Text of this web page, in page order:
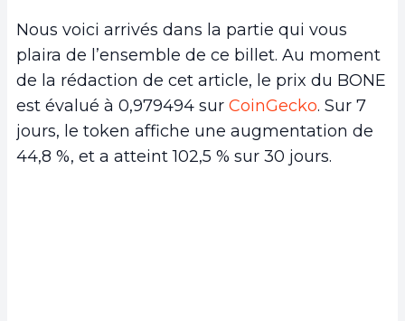
Nous voici arrivés dans la partie qui vous
plaira de l’ensemble de ce billet. Au moment
de la rédaction de cet article, le prix du BONE
est évalué à 0,979494 sur CoinGecko. Sur 7
jours, le token affiche une augmentation de
44,8 %, et a atteint 102,5 % sur 30 jours.